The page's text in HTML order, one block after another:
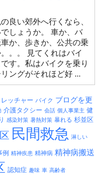
良い郊外へ行くなら、
しょうか。 車か、バ
か、歩きか、公共の乗
。。 見てくれはバイ
す。私はバイクを乗り
ングがそれほど好 ...
ッチャー バイク ブログを更
介護タクシー 会話 個人事業主 健
感染対策 暑熱対策 暴れる 杉並区
民間救急 淋しい
例 精神疾患 精神病 精神病搬送
認知症 趣味 車 高齢者